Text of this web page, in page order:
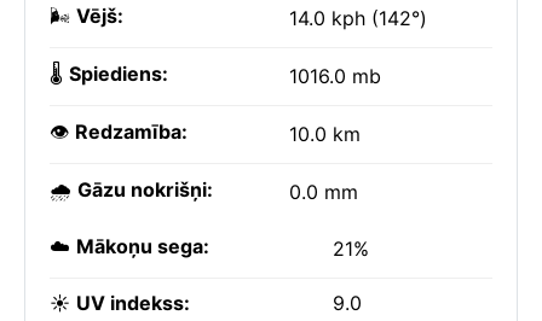
🌬️ Vējš: 14.0 kph (142°)
🌡️ Spiediens: 1016.0 mb
👁️ Redzamība: 10.0 km
🌧️ Gāzu nokrišņi: 0.0 mm
☁️ Mākoņu sega: 21%
☀️ UV indekss: 9.0